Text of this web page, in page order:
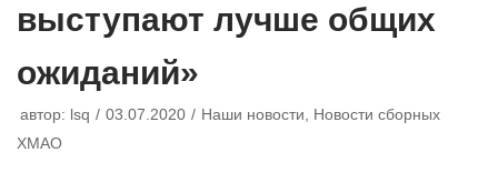
выступают лучше общих
ожиданий»
автор: lsq 03.07.2020 Наши новости, Новости сборных
ХМАО